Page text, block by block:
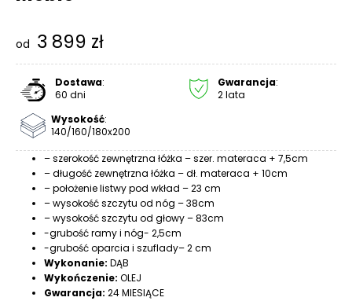
C
E
od 3 899 zł
Dostawa:
60 dni
Gwarancja:
2 lata
Wysokość:
140/160/180x200
– szerokość zewnętrzna łóżka – szer. materaca + 7,5cm
– długość zewnętrzna łóżka – dł. materaca + 10cm
– położenie listwy pod wkład – 23 cm
– wysokość szczytu od nóg – 38cm
– wysokość szczytu od głowy – 83cm
-grubość ramy i nóg- 2,5cm
-grubość oparcia i szuflady– 2 cm
Wykonanie: DĄB
Wykończenie: OLEJ
Gwarancja: 24 MIESIĄCE